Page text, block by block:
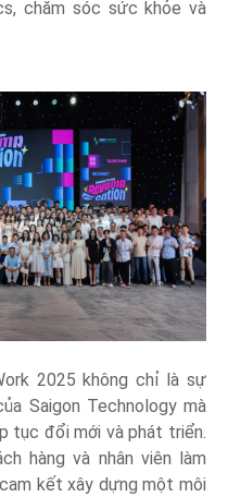
chăm sóc sức khỏe và
2025 không chỉ là sự
Saigon Technology mà
tục đổi mới và phát triển.
hàng và nhân viên làm
kết xây dựng một môi